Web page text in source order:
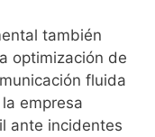
también
optimización de
fluida
empresa
ante incidentes